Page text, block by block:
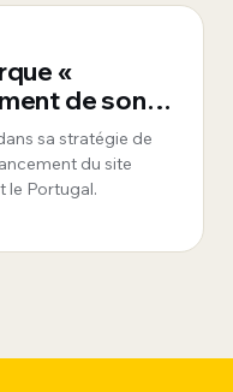
«
de son
l'Espagne et
sa stratégie de
du site
le Portugal.